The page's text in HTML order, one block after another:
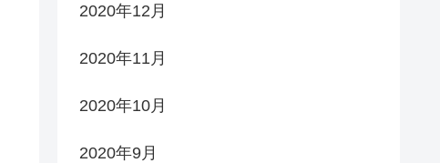
2020年12月
2020年11月
2020年10月
2020年9月